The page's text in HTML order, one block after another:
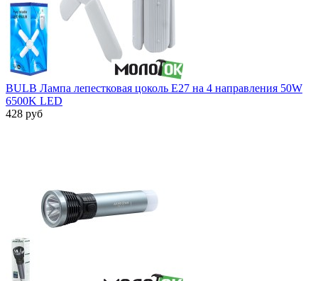
BULB Лампа лепестковая цоколь Е27 на 4 направления 50W
6500K LED
428 руб